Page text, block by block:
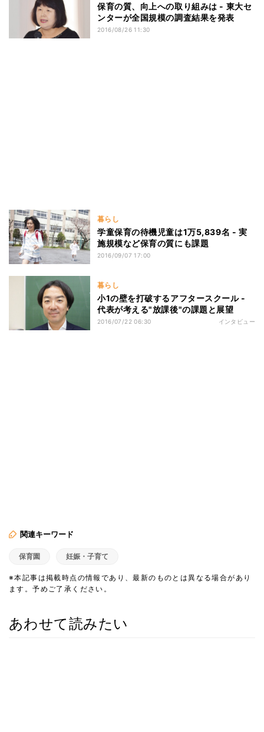
保育の質、向上への取り組みは - 東大セ
ンターが全国規模の調査結果を発表
2016/08/26 11:30
暮らし
学童保育の待機児童は1万5,839名 - 実
施規模など保育の質にも課題
2016/09/07 17:00
暮らし
小1の壁を打破するアフタースクール -
代表が考える"放課後"の課題と展望
2016/07/22 06:30 インタビュー
関連キーワード
保育園 妊娠・子育て
※本記事は掲載時点の情報であり、最新のものとは異なる場合があり
ます。予めご了承ください。
あわせて読みたい